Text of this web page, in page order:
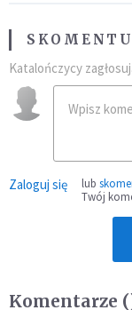
Katalończycy
Zaloguj się lub
Twój
Komentarze (